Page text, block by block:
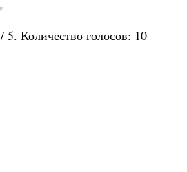
/ 5. Количество голосов: 10